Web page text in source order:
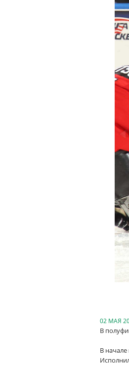
02 МАЯ
В
В